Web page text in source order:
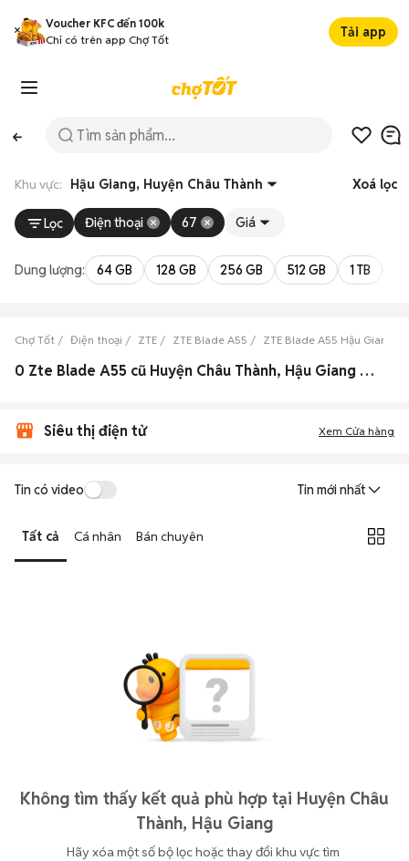
Voucher KFC đến 100k
Chỉ có trên app Chợ Tốt
Tải app
Khu vực: Hậu Giang, Huyện Châu Thành Xoá lọc
Lọc Điện thoại 67 Giá
Dung lượng: 64 GB 128 GB 256 GB 512 GB 1 TB
Chợ Tốt Điện thoại ZTE ZTE Blade A55 ZTE Blade A55 Hậu Giang
0 Zte Blade A55 cũ Huyện Châu Thành, Hậu Giang đẹp
Siêu thị điện tử Xem Cửa hàng
Tin có video Tin mới nhất
Tất cả Cá nhân Bán chuyên
Không tìm thấy kết quả phù hợp tại Huyện Châu
Thành, Hậu Giang
Hãy xóa một số bộ lọc hoặc thay đổi khu vực tìm